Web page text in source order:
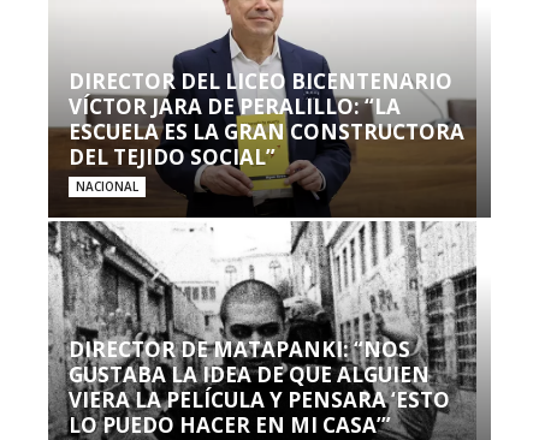
DIRECTOR DEL LICEO BICENTENARIO
VÍCTOR JARA DE PERALILLO: “LA
ESCUELA ES LA GRAN CONSTRUCTORA
DEL TEJIDO SOCIAL”
NACIONAL
DIRECTOR DE MATAPANKI: “NOS
GUSTABA LA IDEA DE QUE ALGUIEN
VIERA LA PELÍCULA Y PENSARA ‘ESTO
LO PUEDO HACER EN MI CASA’”